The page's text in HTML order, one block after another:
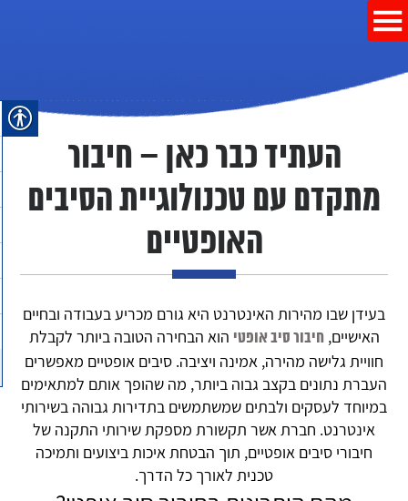
העתיד כבר כאן – חיבור
מתקדם עם טכנולוגיית הסיבים
האופטיים
בעידן שבו מהירות האינטרנט היא גורם מכריע בעבודה ובחיים
האישיים,חיבור סיב אופטי הוא הבחירה הטובה ביותר לקבלת
חוויית גלישה מהירה, אמינה ויציבה. סיבים אופטיים מאפשרים
העברת נתונים בקצב גבוה ביותר, מה שהופך אותם למתאימים
במיוחד לעסקים ולבתים שמשתמשים בתדירות גבוהה בשירותי
אינטרנט. חברת אשר תקשורת מספקת שירותי התקנה של
חיבורי סיבים אופטיים, תוך הבטחת איכות ביצועים ותמיכה
טכנית לאורך כל הדרך.